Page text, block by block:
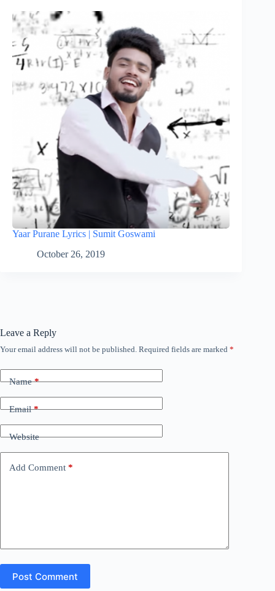
Yaar Purane Lyrics | Sumit Goswami
October 26, 2019
Leave a Reply
Your email address will not be published. Required fields are marked *
Name*
Email*
Website
Add Comment *
Post Comment